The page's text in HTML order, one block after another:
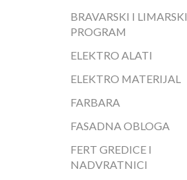
BRAVARSKI I LIMARSKI
PROGRAM
ELEKTRO ALATI
ELEKTRO MATERIJAL
FARBARA
FASADNA OBLOGA
FERT GREDICE I
NADVRATNICI